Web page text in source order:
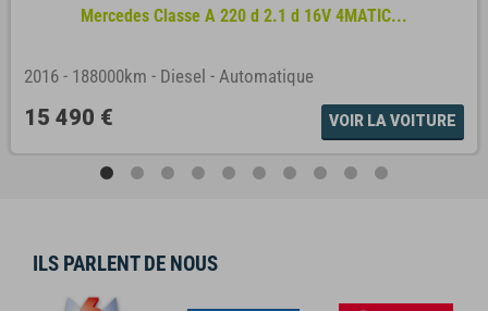
Mercedes Classe A 220 d 2.1 d 16V 4MATIC...
2016 - 188000km - Diesel - Automatique
15 490 € VOIR LA VOITURE
ILS PARLENT DE NOUS